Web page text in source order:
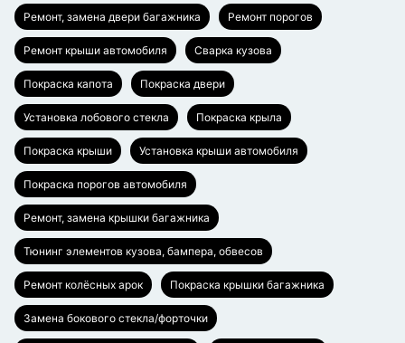
Ремонт, замена двери багажника Ремонт порогов
Ремонт крыши автомобиля Сварка кузова
Покраска капота Покраска двери
Установка лобового стекла Покраска крыла
Покраска крыши Установка крыши автомобиля
Покраска порогов автомобиля
Ремонт, замена крышки багажника
Тюнинг элементов кузова, бампера, обвесов
Ремонт колёсных арок Покраска крышки багажника
Замена бокового стекла/форточки